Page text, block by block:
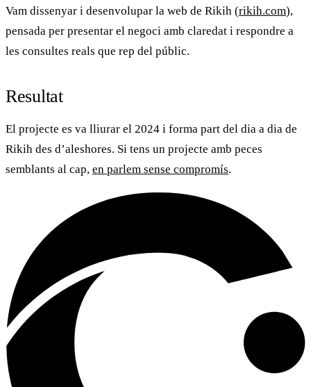
Vam dissenyar i desenvolupar la web de Rikih (rikih.com),
pensada per presentar el negoci amb claredat i respondre a
les consultes reals que rep del públic.
Resultat
El projecte es va lliurar el 2024 i forma part del dia a dia de
Rikih des d’aleshores. Si tens un projecte amb peces
semblants al cap, en parlem sense compromís.